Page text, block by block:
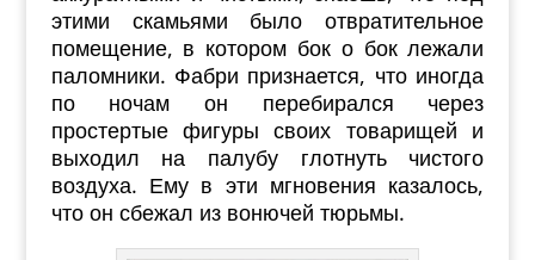
этими скамьями было отвратительное
помещение, в котором бок о бок лежали
паломники. Фабри признается, что иногда
по ночам он перебирался через
простертые фигуры своих товарищей и
выходил на палубу глотнуть чистого
воздуха. Ему в эти мгновения казалось,
что он сбежал из вонючей тюрьмы.